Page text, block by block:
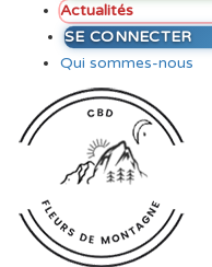
Actualités
SE CONNECTER
Qui sommes-nous